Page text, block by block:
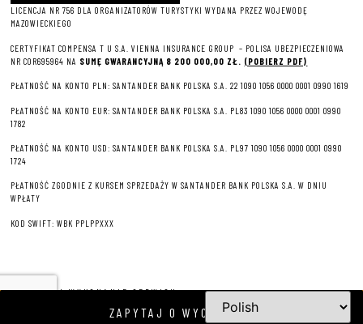
LICENCJA NR 756 DLA ORGANIZATORÓW TURYSTYKI WYDANA PRZEZ WOJEWODĘ
MAZOWIECKIEGO
CERTYFIKAT COMPENSA T U S.A. VIENNA INSURANCE GROUP – POLISA UBEZPIECZENIOWA
NR COR695964 NA SUMĘ GWARANCYJNĄ 8 200 000,00 ZŁ. (POBIERZ PDF)
PŁATNOŚĆ NA KONTO PLN: SANTANDER BANK POLSKA S.A. 22 1090 1056 0000 0001 0990 1619
PŁATNOŚĆ NA KONTO EUR: SANTANDER BANK POLSKA S.A. PL83 1090 1056 0000 0001 0990
1782
PŁATNOŚĆ NA KONTO USD: SANTANDER BANK POLSKA S.A. PL97 1090 1056 0000 0001 0990
1724
PŁATNOŚĆ ZGODNIE Z KURSEM SPRZEDAŻY W SANTANDER BANK POLSKA S.A. W DNIU
WPŁATY
KOD SWIFT: WBK PPLPPXXX
PROJEKT I WYKONANIE SERWISU
ZAPYTAJ O WYCIECZKĘ